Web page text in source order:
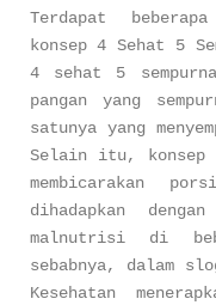
Terdapat
konsep 4 Sehat 5
4 sehat 5
pangan yang
satunya yang
Selain itu, konsep
membicarakan
dihadapkan
malnutrisi di
sebabnya, dalam
Kesehatan